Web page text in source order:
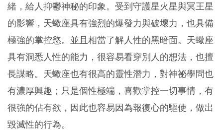
緒，給人抑鬱神秘的印象。受到守護星火星與冥王星
的影響，天蠍座具有強烈的爆發力與破壞力，也具備
極強的掌控慾。並且相當了解人性的黑暗面。天蠍座
具有洞悉人性的能力，很容易看穿別人的想法，也擅
長謀略。天蠍座也有很高的靈性潛力，對神祕學問也
有濃厚興趣；只是個性極端，喜歡掌控一切事情，有
很強的佔有欲，因此也容易因為報復心的驅使，做出
毀滅性的行為。